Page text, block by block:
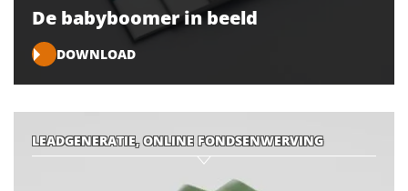
De babyboomer in beeld
DOWNLOAD
LEADGENERATIE, ONLINE FONDSENWERVING